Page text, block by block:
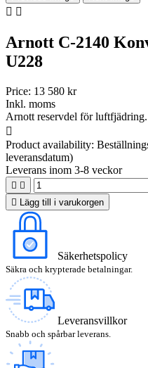
 
Arnott C-2140
U228
Price: 13 580 kr
Inkl. moms
Arnott reservdel för

Product availability:
leveransdatum)
Leverans inom 3-8 veckor
 

Lägg till i varukorgen
Säkerhetspolicy
Säkra och krypterade betalningar.
Leveransvillkor
Snabb och spårbar leverans.